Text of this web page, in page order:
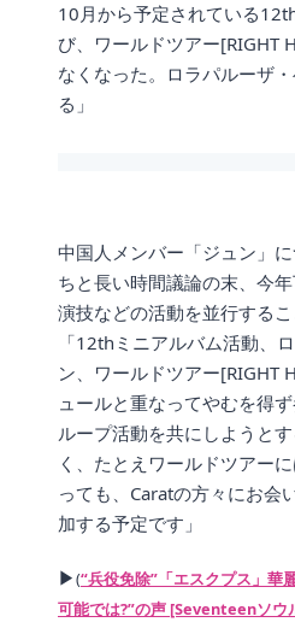
10月から予定されている
び、ワールドツアー[RIGHT
なくなった。ロラパルーザ
る」
中国人メンバー「ジュン」
ちと長い時間議論の末、今
演技などの活動を並行するこ
「12thミニアルバム活動、
ン、ワールドツアー[RIGHT
ュールと重なってやむを得
ループ活動を共にしようと
く、たとえワールドツアー
っても、Caratの方々にお会
加する予定です」
▶(“兵役免除”「エスクプス」華
可能では?”の声 [Seventeenソウ